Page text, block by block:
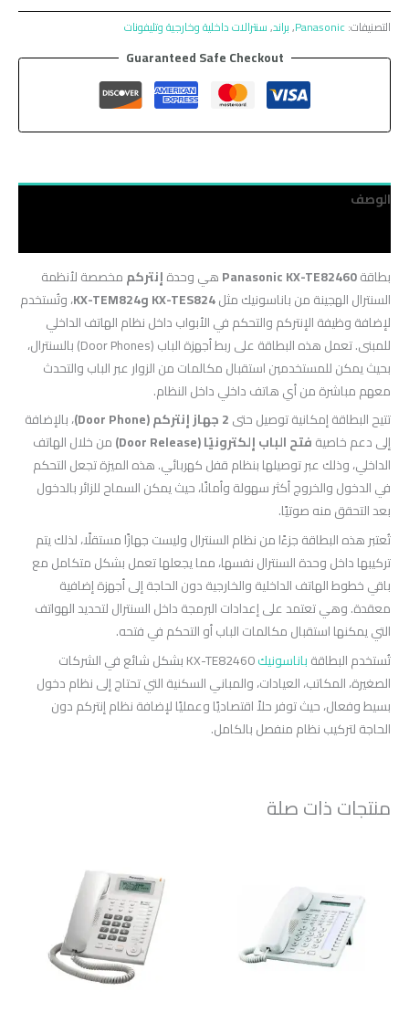
التصنيفات:Panasonic
,براند,سنترالات داخلية وخارجية وتليفونات
Guaranteed Safe Checkout
الوصف
بطاقةPanasonic KX-TE82460هي وحدةإنتركممخصصة لأنظمة
السنترال الهجينة من باناسونيك مثلKX-TES824 وKX-TEM824
، وتُستخدم
لإضافة وظيفة الإنتركم والتحكم في الأبواب داخل نظام الهاتف الداخلي
للمبنى. تعمل هذه البطاقة على ربط أجهزة الباب (Door Phones) بالسنترال،
بحيث يمكن للمستخدمين استقبال مكالمات من الزوار عبر الباب والتحدث
معهم مباشرة من أي هاتف داخلي داخل النظام.
تتيح البطاقة إمكانية توصيل حتى2 جهاز إنتركم (Door Phone)
، بالإضافة
إلى دعم خاصيةفتح الباب إلكترونيًا (Door Release)
من خلال الهاتف
الداخلي، وذلك عبر توصيلها بنظام قفل كهربائي. هذه الميزة تجعل التحكم
في الدخول والخروج أكثر سهولة وأمانًا، حيث يمكن السماح للزائر بالدخول
بعد التحقق منه صوتيًا.
تُعتبر هذه البطاقة جزءًا من نظام السنترال وليست جهازًا مستقلًا، لذلك يتم
تركيبها داخل وحدة السنترال نفسها، مما يجعلها تعمل بشكل متكامل مع
باقي خطوط الهاتف الداخلية والخارجية دون الحاجة إلى أجهزة إضافية
معقدة. وهي تعتمد على إعدادات البرمجة داخل السنترال لتحديد الهواتف
التي يمكنها استقبال مكالمات الباب أو التحكم في فتحه.
تُستخدم البطاقةباناسونيك
KX-TE82460 بشكل شائع في الشركات
الصغيرة، المكاتب، العيادات، والمباني السكنية التي تحتاج إلى نظام دخول
بسيط وفعال، حيث توفر حلاً اقتصاديًا وعمليًا لإضافة نظام إنتركم دون
الحاجة لتركيب نظام منفصل بالكامل.
منتجات ذات صلة